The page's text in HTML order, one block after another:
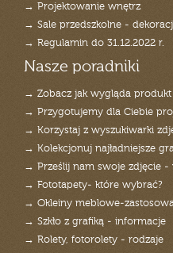
→ Projektowanie wnętrz
→ Sale przedszkolne -
→ Regulamin do 31.12.2022 r.
Nasze poradniki
→ Zobacz jak wygląda
→ Przygotujemy dla Ciebie
→ Korzystaj z wyszukiwarki
→ Kolekcjonuj najładniejsze
→ Prześlij nam swoje zdjęcie -
→ Fototapety- które wybrać?
→ Okleiny meblowe-
→ Szkło z grafiką - informacje
→ Rolety, fotorolety - rodzaje